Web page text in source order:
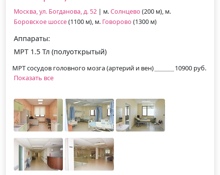
Москва, ул. Богданова, д. 52 | м.Солнцево (200 м), м.
Боровское шоссе(1100 м), м. Говорово (1300 м)
Аппараты:
МРТ 1.5 Тл (полуоткрытый)
МРТ сосудов головного мозга (артерий и вен)
10900 руб.
Показать все